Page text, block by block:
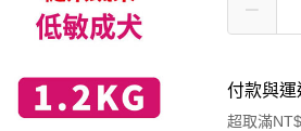
付款與
超取滿